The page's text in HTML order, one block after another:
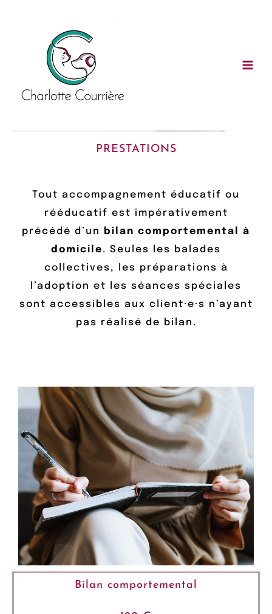
contenu
PRESTATIONS
Tout accompagnement éducatif ou
rééducatif est impérativement
précédé d’un
bilan comportemental à
domicile. Seules les balades
collectives, les préparations à
l’adoption et les séances spéciales
sont accessibles aux client·e·s n’ayant
pas réalisé de bilan.
Bilan comportemental